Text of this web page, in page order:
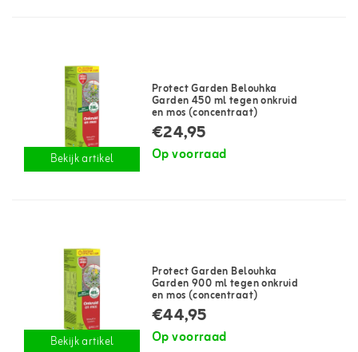
Bekijk artikel
Protect Garden Belouhka
Garden 450 ml tegen onkruid
en mos (concentraat)
€24,95
Op voorraad
Bekijk artikel
Protect Garden Belouhka
Garden 900 ml tegen onkruid
en mos (concentraat)
€44,95
Op voorraad